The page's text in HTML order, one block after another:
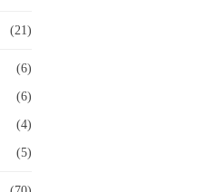
(21)
(6)
(6)
(4)
(5)